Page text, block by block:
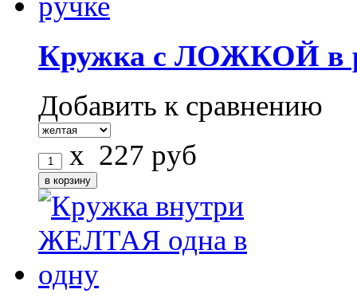
Кружка с ЛОЖКОЙ в
Добавить к сравнению
x 227 руб